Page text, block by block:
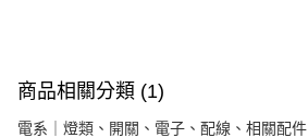
商品相關分類 (1)
電系｜燈類、開關、電子、配線、相關配件